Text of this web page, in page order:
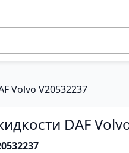
Volvo V20532237
DAF